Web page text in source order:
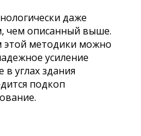
даже
чем описанный выше.
этой методики можно
усиление
в углах здания
подкоп